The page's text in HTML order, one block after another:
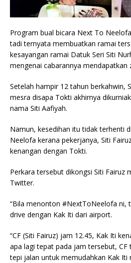
Program bual bicara Next To
tadi ternyata membuatkan ramai
kesayangan ramai Datuk Seri Siti
mengenai cabarannya mendapatkan
Setelah hampir 12 tahun berkahwin,
mesra disapa Tokti akhirnya
nama Siti Aafiyah.
Namun, kesedihan itu tidak terhenti
Neelofa kerana pekerjanya, Siti
kenangan dengan Tokti.
Perkara tersebut dikongsi Siti Fairuz
Twitter.
“Bila menonton #NextToNeelofa ni,
drive dengan Kak Iti dari airport.
“CF (Siti Fairuz) jam 12.45, Kak Iti
apa lagi tepat pada jam tersebut,
tepi jalan untuk memudahkan Kak Iti